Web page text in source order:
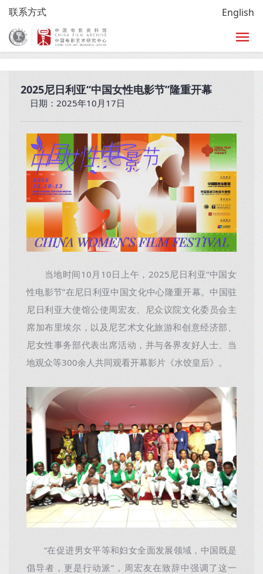
联系方式 English
首页 >放映>电影节展
2025尼日利亚“中国女性电影节”隆重开幕
日期：2025年10月17日
当地时间10月10日上午，2025尼日利亚“中国女
性电影节”在尼日利亚中国文化中心隆重开幕。中国驻
尼日利亚大使馆公使周宏友、尼众议院文化委员会主
席加布里埃尔，以及尼艺术文化旅游和创意经济部、
尼女性事务部代表出席活动，并与各界友好人士、当
地观众等300余人共同观看开幕影片《水饺皇后》。
“在促进男女平等和妇女全面发展领域，中国既是
倡导者，更是行动派”，周宏友在致辞中强调了这一